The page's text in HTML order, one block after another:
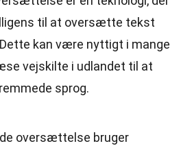
til at oversætte tekst
kan være nyttigt i mange
vejskilte i udlandet til at
sprog.
oversættelse bruger